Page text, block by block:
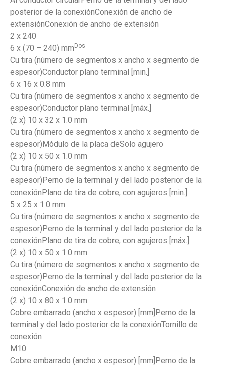
posterior de la conexiónConexión de ancho de
extensiónConexión de ancho de extensión
2 x 240
6 x (70 – 240) mm Dos
Cu tira (número de segmentos x ancho x segmento de
espesor)Conductor plano terminal [min.]
6 x 16 x 0.8 mm
Cu tira (número de segmentos x ancho x segmento de
espesor)Conductor plano terminal [máx.]
(2 x) 10 x 32 x 1.0 mm
Cu tira (número de segmentos x ancho x segmento de
espesor)Módulo de la placa deSolo agujero
(2 x) 10 x 50 x 1.0 mm
Cu tira (número de segmentos x ancho x segmento de
espesor)Perno de la terminal y del lado posterior de la
conexiónPlano de tira de cobre, con agujeros [min.]
5 x 25 x 1.0 mm
Cu tira (número de segmentos x ancho x segmento de
espesor)Perno de la terminal y del lado posterior de la
conexiónPlano de tira de cobre, con agujeros [máx.]
(2 x) 10 x 50 x 1.0 mm
Cu tira (número de segmentos x ancho x segmento de
espesor)Perno de la terminal y del lado posterior de la
conexiónConexión de ancho de extensión
(2 x) 10 x 80 x 1.0 mm
Cobre embarrado (ancho x espesor) [mm]Perno de la
terminal y del lado posterior de la conexiónTornillo de
conexión
M10
Cobre embarrado (ancho x espesor) [mm]Perno de la